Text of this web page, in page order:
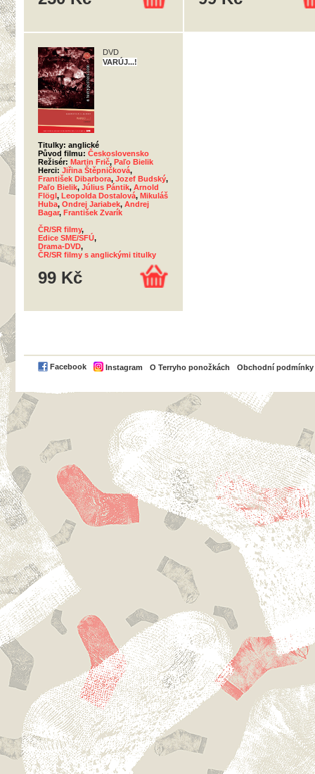
DVD
VARÚJ...!
Titulky: anglické
Původ filmu: Československo
Režisér: Martin Frič, Paľo Bielik
Herci: Jiřina Štěpničková,
František Dibarbora, Jozef Budský,
Paľo Bielik, Július Pántik, Arnold
Flögl, Leopolda Dostalová, Mikuláš
Huba, Ondrej Jariabek, Andrej
Bagar, František Zvarík
ČR/SR filmy,
Edice SME/SFÚ,
Drama-DVD,
ČR/SR filmy s anglickými titulky
99 Kč
Facebook Instagram O Terryho ponožkách Obchodní podmínky
PayPal